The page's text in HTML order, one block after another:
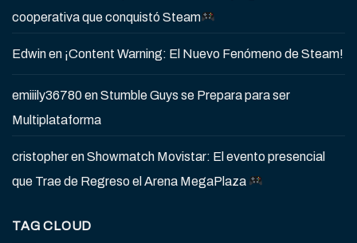
cooperativa que conquistó Steam
Edwinen ¡Content Warning: El Nuevo Fenómeno de Steam!
emiiily36780enStumble Guys se Prepara para ser
Multiplataforma
cristopherenShowmatch Movistar: El evento presencial
que Trae de Regreso el Arena MegaPlaza
TAG CLOUD